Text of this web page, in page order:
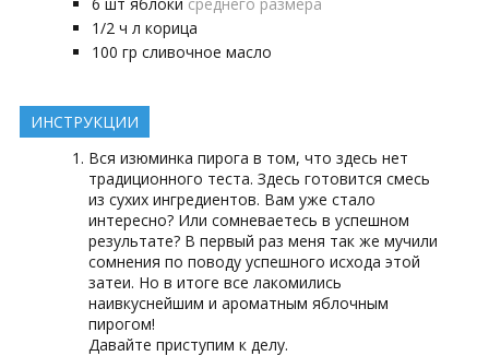
1/2 ч л корица
100 гр сливочное масло
ИНСТРУКЦИИ
Вся изюминка пирога в том, что здесь нет
традиционного теста. Здесь готовится смесь
из сухих ингредиентов. Вам уже стало
интересно? Или сомневаетесь в успешном
результате? В первый раз меня так же мучили
сомнения по поводу успешного исхода этой
затеи. Но в итоге все лакомились
наивкуснейшим и ароматным яблочным
пирогом!
Давайте приступим к делу.